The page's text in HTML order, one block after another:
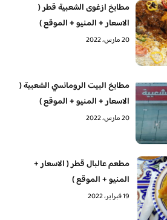
مطابخ ازغوى الشعبية قطر (
الاسعار + المنيو + الموقع )
20 مارس، 2022
مطابخ البيت الرومانسي الشعبية (
الاسعار + المنيو + الموقع )
20 مارس، 2022
مطعم عالبال قطر ( الاسعار +
المنيو + الموقع )
19 فبراير، 2022